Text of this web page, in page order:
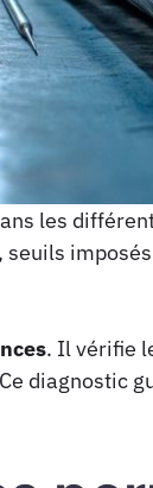
les
. Il vérifie
diagnostic